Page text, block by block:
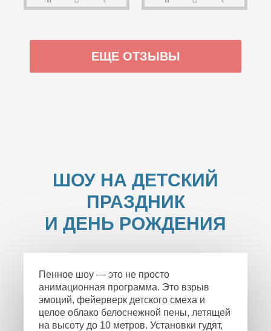
ЕЩЕ ОТЗЫВЫ
ШОУ НА ДЕТСКИЙ
ПРАЗДНИК
И ДЕНЬ РОЖДЕНИЯ
Пенное шоу — это не просто
анимационная программа. Это взрыв
эмоций, фейерверк детского смеха и
целое облако белоснежной пены, летящей
на высоту до 10 метров. Установки гудят,